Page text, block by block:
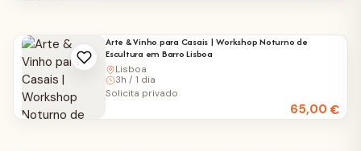
Arte & Vinho para Casais | Workshop Noturno de
Escultura em Barro Lisboa
Lisboa
3h / 1 dia
65,00€
Solicita privado